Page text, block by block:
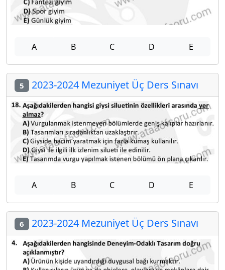
A B C D E
5 2023-2024 Mezuniyet Üç Ders Sınavı
A B C D E
6 2023-2024 Mezuniyet Üç Ders Sınavı